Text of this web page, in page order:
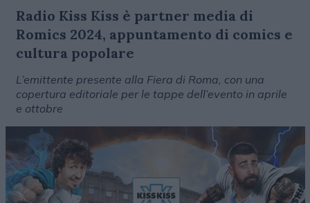
Radio Kiss Kiss è partner media di
Romics 2024, appuntamento di comics e
cultura popolare
L’emittente presente alla Fiera di Roma, con una
copertura editoriale per le tappe dell’evento in aprile
e ottobre